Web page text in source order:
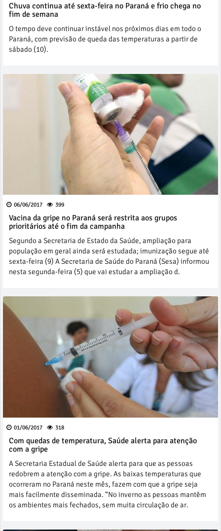
Chuva continua até sexta-feira no Paraná e frio chega no
fim de semana
O tempo deve continuar instável nos próximos dias em todo o
Paraná, com previsão de queda das temperaturas a partir de
sábado (10).
06/06/2017 399
Vacina da gripe no Paraná será restrita aos grupos
prioritários até o fim da campanha
Segundo a Secretaria de Estado da Saúde, ampliação para
população em geral ainda será estudada; imunização segue até
sexta-feira (9) A Secretaria de Saúde do Paraná (Sesa) informou
nesta segunda-feira (5) que vai estudar a ampliação d.
01/06/2017 318
Com quedas de temperatura, Saúde alerta para atenção
com a gripe
A Secretaria Estadual de Saúde alerta para que as pessoas
redobrem a atenção com a gripe. As baixas temperaturas que
ocorreram no Paraná neste mês, fazem com que a gripe seja
mais facilmente disseminada. “No inverno as pessoas mantêm
os ambientes mais fechados, sem muita circulação de ar.